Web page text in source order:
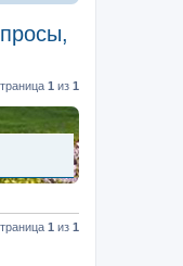
1 из 1
1 из 1